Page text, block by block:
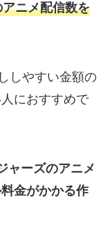
ニメ配信数を
しやすい金額の
におすすめで
ャーズのアニメ
金がかかる作